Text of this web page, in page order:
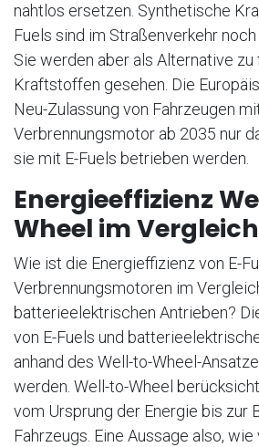
nahtlos ersetzen. Synthetische
Fuels sind im Straßenverkehr
Sie werden aber als Alternative zu
Kraftstoffen gesehen. Die
Neu-Zulassung von Fahrzeugen
Verbrennungsmotor ab 2035 nur
sie mit E-Fuels betrieben werden.
Energieeffizienz
Wheel im
Wie ist die Energieffizienz von E-
Verbrennungsmotoren im
batterieelektrischen Antrieben?
von E-Fuels und
anhand des Well-to-Wheel-
werden. Well-to-Wheel
vom Ursprung der Energie bis zur
Fahrzeugs. Eine Aussage also,